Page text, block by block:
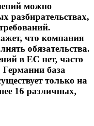
можно
разбирательствах,
что компания
обязательства.
в ЕС нет, часто
Германии база
только на
16 различных,